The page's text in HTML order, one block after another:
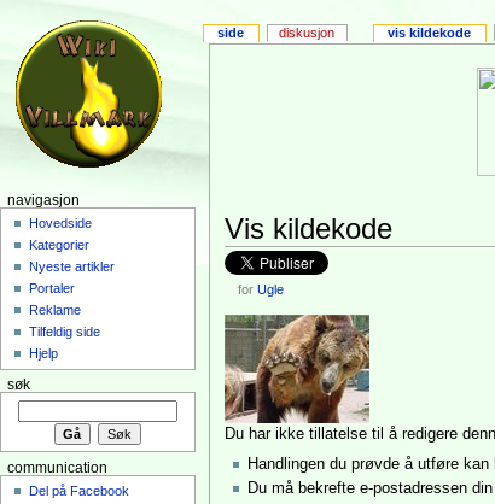
Vis kildekode
forUgle
Du har ikke tillatelse til å redigere
Handlingen du prøvde å utføre
Du må bekrefte e-postadressen
side diskusjon vis kildekode
navigasjon
Hovedside
Kategorier
Nyeste artikler
Portaler
Reklame
Tilfeldig side
Hjelp
søk
communication
Del på Facebook